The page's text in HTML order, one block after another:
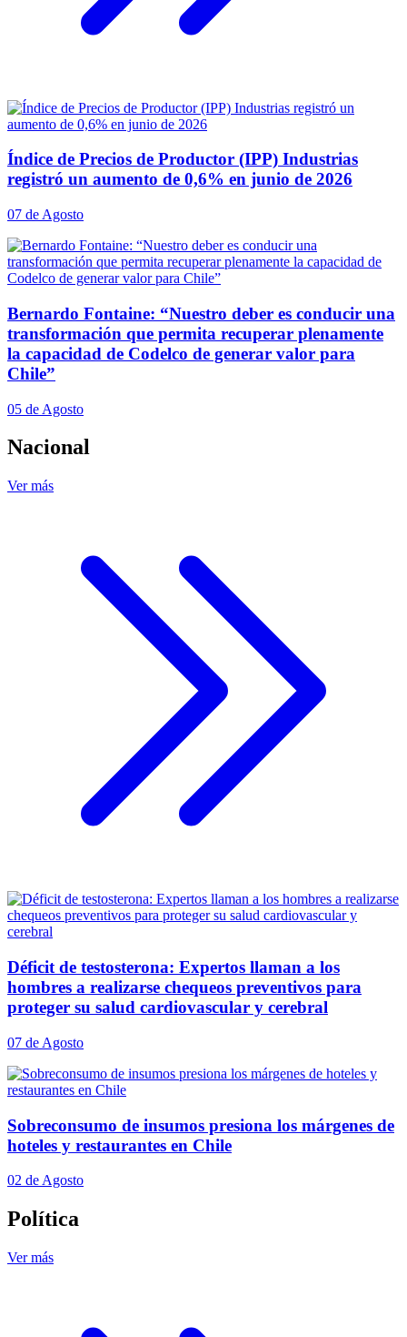
Índice de Precios de Productor (IPP) Industrias
registró un aumento de 0,6% en junio de 2026
07 de Agosto
Bernardo Fontaine: “Nuestro deber es conducir una
transformación que permita recuperar plenamente
la capacidad de Codelco de generar valor para
Chile”
05 de Agosto
Nacional
Ver más
Déficit de testosterona: Expertos llaman a los
hombres a realizarse chequeos preventivos para
proteger su salud cardiovascular y cerebral
07 de Agosto
Sobreconsumo de insumos presiona los márgenes de
hoteles y restaurantes en Chile
02 de Agosto
Política
Ver más